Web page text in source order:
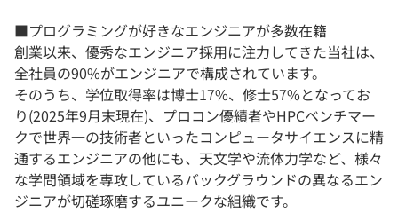
■プログラミングが好きなエンジニアが多数在籍
創業以来、優秀なエンジニア採用に注力してきた当社は、
全社員の90%がエンジニアで構成されています。
そのうち、学位取得率は博士17%、修士57%となってお
り(2025年9月末現在)、プロコン優績者やHPCベンチマー
クで世界一の技術者といったコンピュータサイエンスに精
通するエンジニアの他にも、天文学や流体力学など、様々
な学問領域を専攻しているバックグラウンドの異なるエン
ジニアが切磋琢磨するユニークな組織です。